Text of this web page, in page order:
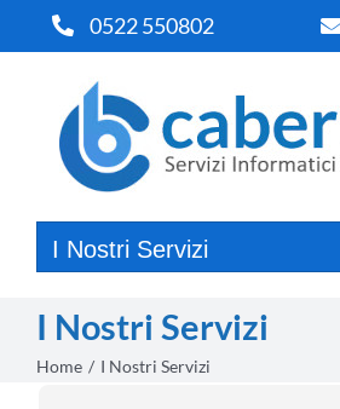
contenuto
0522 550802
I Nostri Servizi
I Nostri Servizi
Home I Nostri Servizi